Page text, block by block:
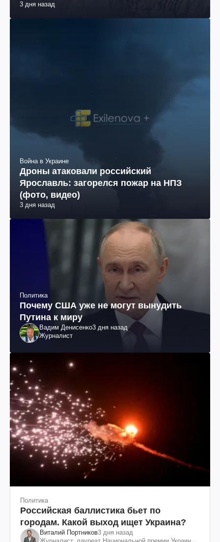
3 дня назад
Война в Украине
Дроны атаковали российский
Ярославль: загорелся пожар на НПЗ
(фото, видео)
3 дня назад
Политика
Почему США уже не могут вынудить
Путина к миру
Вадим Денисенко3 дня назад
Журналист
Политика
Российская баллистика бьет по
городам. Какой выход ищет Украина?
Виталий Портников3 дня назад